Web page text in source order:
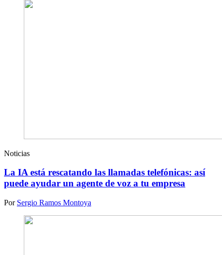
Noticias
La IA está rescatando las llamadas telefónicas: así
puede ayudar un agente de voz a tu empresa
Por Sergio Ramos Montoya